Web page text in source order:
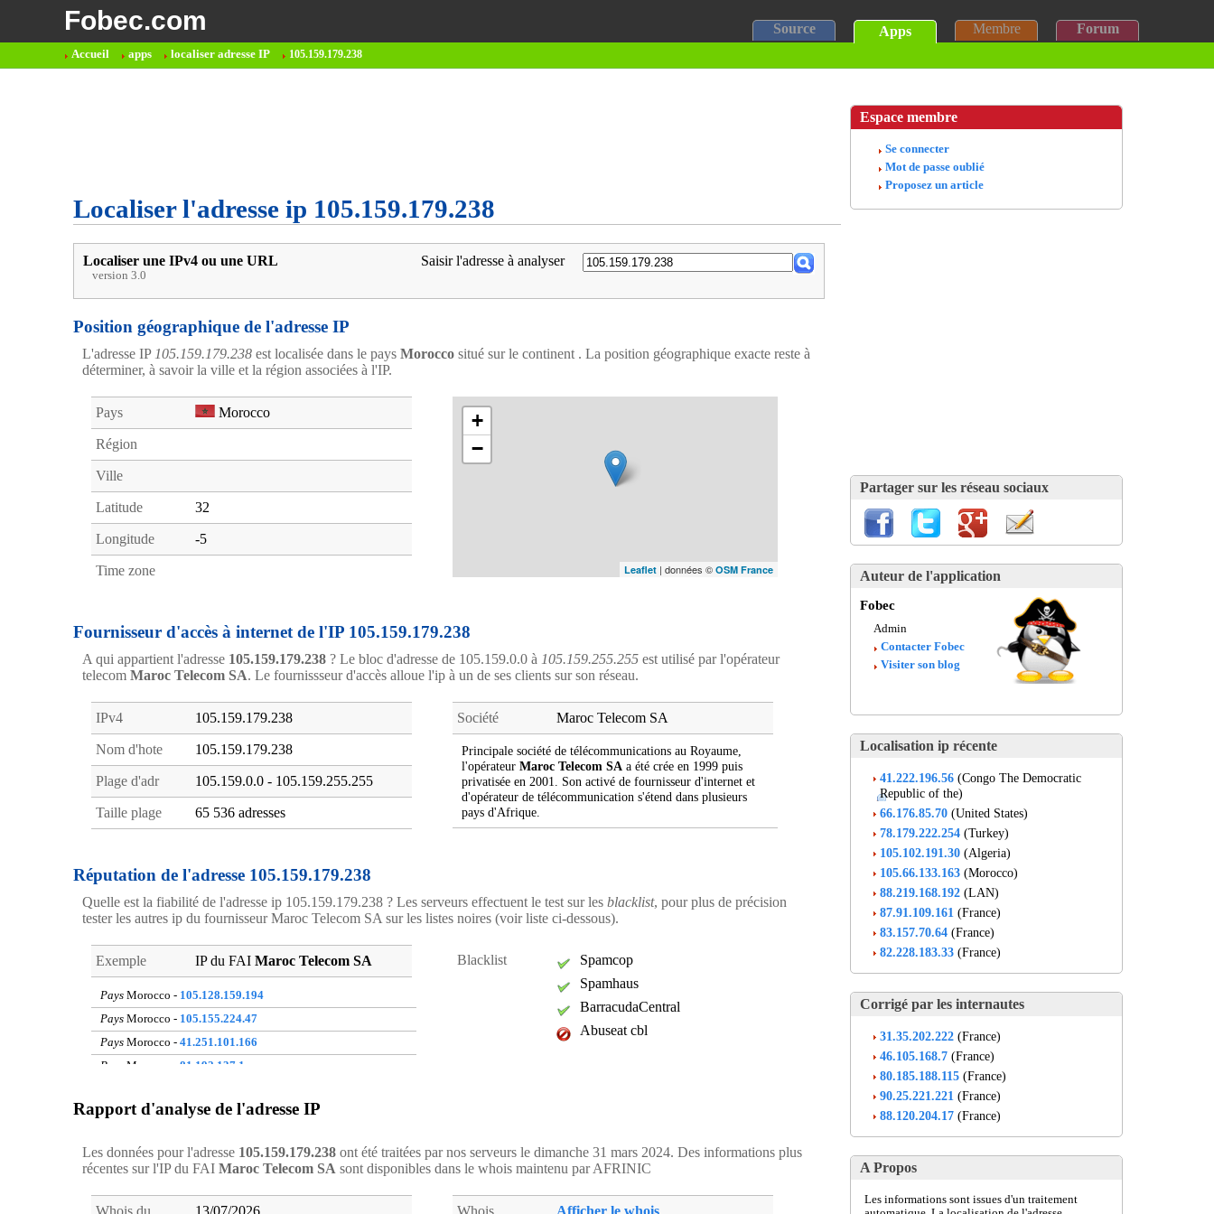
Fobec.com Source Apps Membre Forum
Accueil apps localiser adresse IP 105.159.179.238
Localiser l'adresse ip 105.159.179.238
Localiser une IPv4 ou une URL
version 3.0
Saisir l'adresse à analyser
Position géographique de l'adresse IP
L'adresse IP 105.159.179.238 est localisée dans le pays Morocco situé sur le continent . La position géographique exacte reste à
déterminer, à savoir la ville et la région associées à l'IP.
Pays Morocco
Région
Ville
Latitude 32
Longitude -5
Time zone
+
−
Leaflet | données © OSM France
Fournisseur d'accès à internet de l'IP 105.159.179.238
A qui appartient l'adresse 105.159.179.238 ? Le bloc d'adresse de 105.159.0.0 à 105.159.255.255 est utilisé par l'opérateur
telecom Maroc Telecom SA. Le fournissseur d'accès alloue l'ip à un de ses clients sur son réseau.
IPv4 105.159.179.238
Nom d'hote 105.159.179.238
Plage d'adr 105.159.0.0 - 105.159.255.255
Taille plage 65 536 adresses
Société Maroc Telecom SA
Principale société de télécommunications au Royaume,
l'opérateur Maroc Telecom SA a été crée en 1999 puis
privatisée en 2001. Son activé de fournisseur d'internet et
d'opérateur de télécommunication s'étend dans plusieurs
pays d'Afrique.
Réputation de l'adresse 105.159.179.238
Quelle est la fiabilité de l'adresse ip 105.159.179.238 ? Les serveurs effectuent le test sur les blacklist, pour plus de précision
tester les autres ip du fournisseur Maroc Telecom SA sur les listes noires (voir liste ci-dessous).
Exemple IP du FAI Maroc Telecom SA
Pays Morocco - 105.128.159.194
Pays Morocco - 105.155.224.47
Pays Morocco - 41.251.101.166
Pays Morocco - 81.192.137.1
PaysMorocco -105.154.68.230
PaysMorocco -41.251.208.25
PaysMorocco - 196.82.45.93
Blacklist
Spamcop
Spamhaus
BarracudaCentral
Abuseat cbl
Rapport d'analyse de l'adresse IP
Les données pour l'adresse 105.159.179.238 ont été traitées par nos serveurs le dimanche 31 mars 2024. Des informations plus
récentes sur l'IP du FAI Maroc Telecom SA sont disponibles dans le whois maintenu par AFRINIC
Espace membre
Se connecter
Mot de passe oublié
Proposez un article
Partager sur les réseau sociaux
Auteur de l'application
Fobec
Admin
Contacter Fobec
Visiter son blog
Localisation ip récente
41.222.196.56 (Congo The Democratic
Republic of the)
66.176.85.70 (United States)
78.179.222.254 (Turkey)
105.102.191.30 (Algeria)
105.66.133.163 (Morocco)
88.219.168.192 (LAN)
87.91.109.161 (France)
83.157.70.64 (France)
82.228.183.33 (France)
Corrigé par les internautes
31.35.202.222 (France)
46.105.168.7 (France)
80.185.188.115 (France)
90.25.221.221 (France)
88.120.204.17 (France)
A Propos
Les informations sont issues d'un traitement